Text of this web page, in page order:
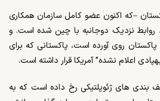
–که اکنون عضو کامل سازمان همکاری
نزدیک دوجانبه با چین شده است. و
روی آورده است، پاکستانی که برای
اعلام نشده” آمریکا قرار داشته است.
بندی های ژئوپلتیکی رخ داده است که به